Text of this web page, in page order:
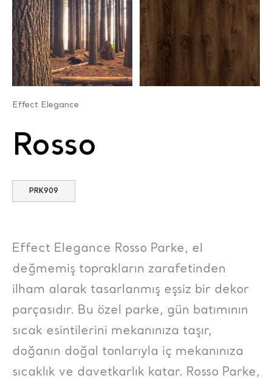
Effect Elegance
Rosso
PRK909
Effect Elegance Rosso Parke, el
değmemiş toprakların zarafetinden
ilham alarak tasarlanmış eşsiz bir dekor
parçasıdır. Bu özel parke, gün batımının
sıcak esintilerini mekanınıza taşır,
doğanın doğal tonlarıyla iç mekanınıza
sıcaklık ve davetkarlık katar. Rosso Parke,